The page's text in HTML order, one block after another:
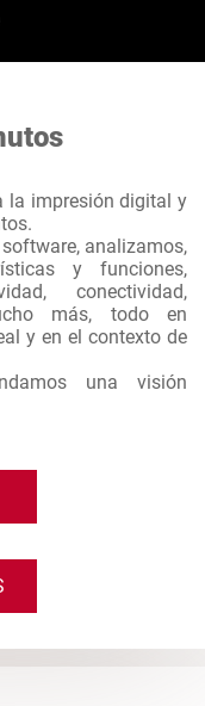
la impresión digital y
analizamos,
y funciones,
conectividad,
más, todo en
y en el contexto de
una visión